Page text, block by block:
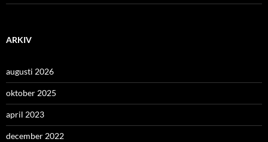
ARKIV
augusti 2026
oktober 2025
april 2023
december 2022